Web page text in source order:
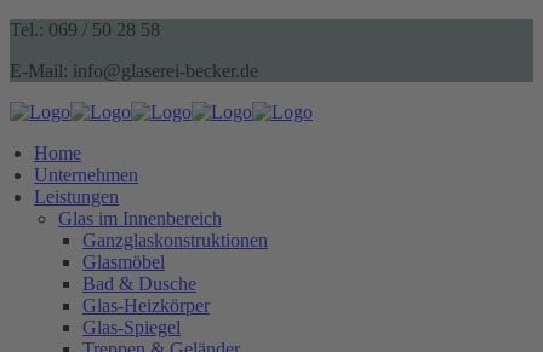
Tel.: 069 / 50 28 58
E-Mail: info@glaserei-becker.de
Home
Unternehmen
Leistungen
Glas im Innenbereich
Ganzglaskonstruktionen
Glasmöbel
Bad & Dusche
Glas-Heizkörper
Glas-Spiegel